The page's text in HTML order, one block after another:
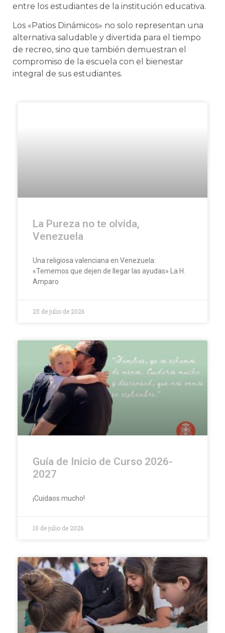
entre los estudiantes de la institución educativa.
Los «Patios Dinámicos» no solo representan una
alternativa saludable y divertida para el tiempo
de recreo, sino que también demuestran el
compromiso de la escuela con el bienestar
integral de sus estudiantes.
La Pureza no te olvida,
Venezuela
Una religiosa valenciana en Venezuela:
«Tememos que dejen de llegar las ayudas» La H.
Amparo
25 de julio de 2026
Guía de Inicio de Curso 2026-
2027
¡Cuidaos mucho!
10 de julio de 2026